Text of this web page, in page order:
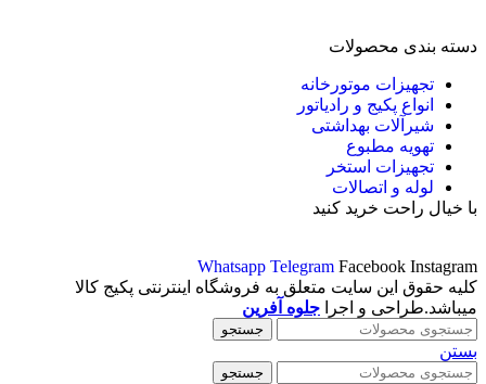
دسته بندی محصولات
تجهیزات موتورخانه
انواع پکیج و رادیاتور
شیرآلات بهداشتی
تهویه مطبوع
تجهیزات استخر
لوله و اتصالات
با خیال راحت خرید کنید
Whatsapp Telegram Facebook Instagram
کلیه حقوق این سایت متعلق به فروشگاه اینترنتی پکیج کالا
میباشد.طراحی و اجرا جلوه آفرین
جستجو
بستن
جستجو